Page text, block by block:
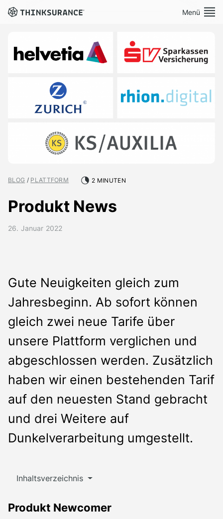
Menü
Lösungen
Über Uns
Presse
BLOG / PLATTFORM 2 MINUTEN
Produkt News
26. Januar 2022
Gute Neuigkeiten gleich zum
Jahresbeginn. Ab sofort können
gleich zwei neue Tarife über
unsere Plattform verglichen und
abgeschlossen werden. Zusätzlich
haben wir einen bestehenden Tarif
auf den neuesten Stand gebracht
und drei Weitere auf
Dunkelverarbeitung umgestellt.
Inhaltsverzeichnis
Produkt Newcomer